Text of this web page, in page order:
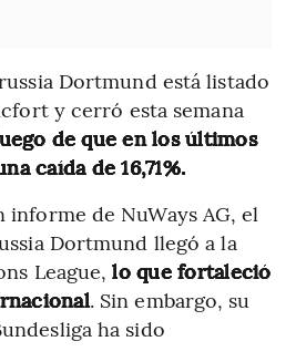
Dortmund está listado
y cerró esta semana
de que en los últimos
caída de 16,71%.
de NuWays AG, el
Dortmund llegó a la
League,lo que fortaleció
. Sin embargo, su
ha sido